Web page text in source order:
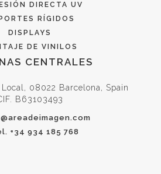
DIRECTA UV
RÍGIDOS
DISPLAYS
DE VINILOS
CENTRALES
08022 Barcelona, Spain
B63103493
+34 934 185 768